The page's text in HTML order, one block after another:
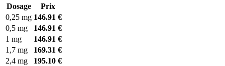
Dosage
Prix
0,25 mg 146.91 €
0,5 mg
146.91 €
1 mg
146.91 €
1,7 mg
169.31 €
2,4 mg
195.10 €